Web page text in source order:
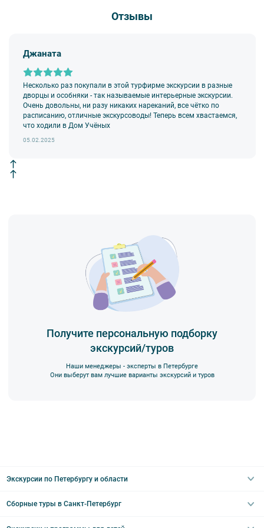
Богородицы и церкви Мартиниана.
в круизе будет представлена на борту теплохода.
Отзывы
Джаната
Несколько раз покупали в этой турфирме экскурсии в разные
дворцы и особняки - так называемые интерьерные экскурсии.
Очень довольны, ни разу никаких нареканий, все чётко по
расписанию, отличные экскурсоводы! Теперь всем хвастаемся,
что ходили в Дом Учёных
05.02.2025
Получите персональную подборку
экскурсий/туров
Наши менеджеры - эксперты в Петербурге
Они выберут вам лучшие варианты экскурсий и туров
Экскурсии по Петербургу и области
Сборные туры в Санкт-Петербург